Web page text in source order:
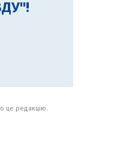
це редакцію.